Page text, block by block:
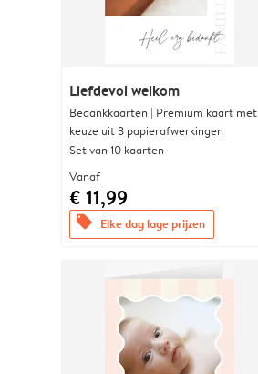
Liefdevol welkom
Bedankkaarten | Premium kaart met
keuze uit 3 papierafwerkingen
Set van 10 kaarten
Vanaf
€ 11,99
offers Elke dag lage prijzen